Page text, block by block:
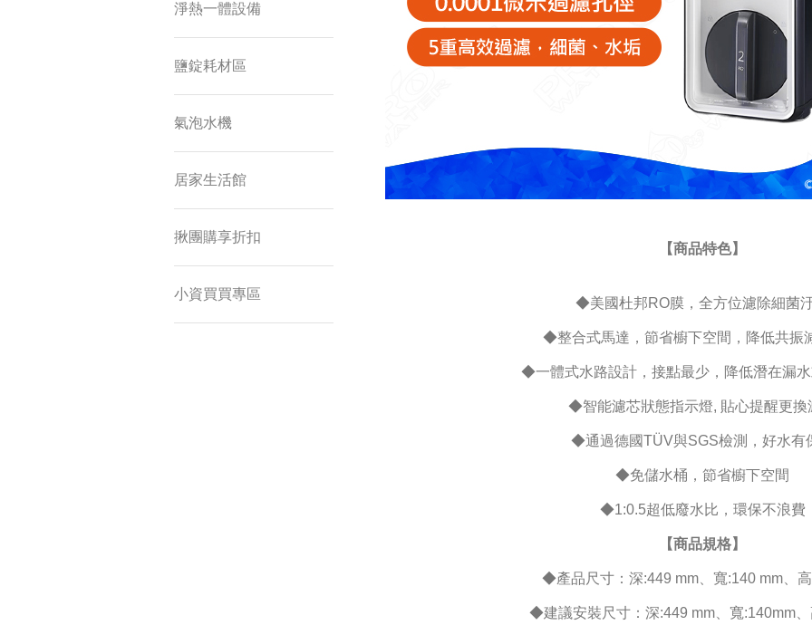
淨熱一體設備
鹽錠耗材區
氣泡水機
居家生活館
揪團購享折扣
小資買買專區
【商品特色】
◆美國杜邦RO膜，全方位濾除細菌
◆整合式馬達，節省櫥下空間，降低共振
◆一體式水路設計，接點最少，降低潛在漏
◆智能濾芯狀態指示燈, 貼心提醒更換
◆通過德國TÜV與SGS檢測，好水有
◆免儲水桶，節省櫥下空間
◆1:0.5超低廢水比，環保不浪費
【商品規格】
◆產品尺寸：深:449 mm、寬:140 mm、
◆建議安裝尺寸：深:449 mm、寬:140mm